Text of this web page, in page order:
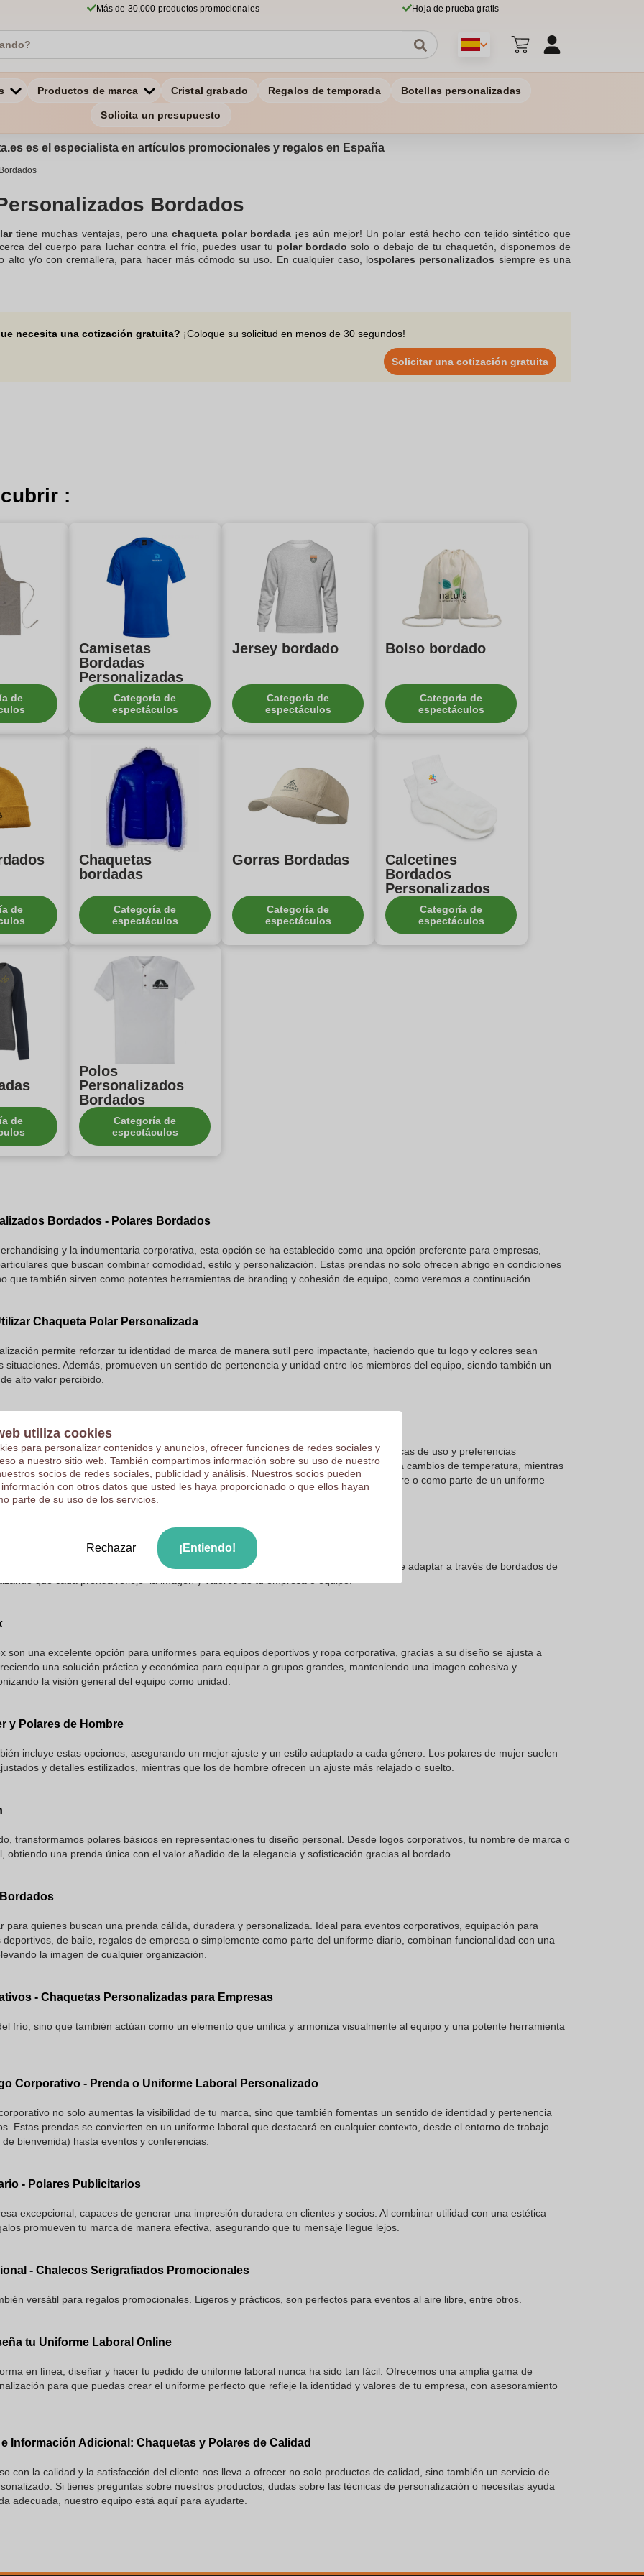
Más de 30,000 productos promocionales Hoja de prueba gratis
Productos de marca Cristal grabado Regalos de temporada Botellas personalizadas
Solicita un presupuesto
es el especialista en artículos promocionales y regalos en España
Bordados
tiene muchas ventajas, pero una chaqueta polar bordada ¡es aún mejor! Un polar está hecho con tejido sintético que
del cuerpo para luchar contra el frío, puedes usar tu polar bordado solo o debajo de tu chaquetón, disponemos de
alto y/o con cremallera, para hacer más cómodo su uso. En cualquier caso, lospolares personalizados siempre es una
necesita una cotización gratuita? ¡Coloque su solicitud en menos de 30 segundos!
Solicitar una cotización gratuita
:
de
Camisetas
Bordadas
Personalizadas
Categoría de
espectáculos
Jersey bordado
Categoría de
espectáculos
Bolso bordado
Categoría de
espectáculos
de
Chaquetas
bordadas
Categoría de
espectáculos
Gorras Bordadas
Categoría de
espectáculos
Calcetines
Bordados
Personalizados
Categoría de
espectáculos
de
Polos
Personalizados
Bordados
Categoría de
espectáculos
Bordados - Polares Bordados
y la indumentaria corporativa, esta opción se ha establecido como una opción preferente para empresas,
que buscan combinar comodidad, estilo y personalización. Estas prendas no solo ofrecen abrigo en condiciones
que también sirven como potentes herramientas de branding y cohesión de equipo, como veremos a continuación.
Chaqueta Polar Personalizada
permite reforzar tu identidad de marca de manera sutil pero impactante, haciendo que tu logo y colores sean
situaciones. Además, promueven un sentido de pertenencia y unidad entre los miembros del equipo, siendo también un
alto valor percibido.
Cremallera Entera o Media Cremallera
con cremallera entera o media cremallera depende de las necesidades específicas de uso y preferencias
con cremallera entera ofrece una mayor versatilidad, permitiendo un ajuste rápido a cambios de temperatura, mientras
se destaca por su comodidad y estilo más casual, ideal para actividades al aire libre o como parte de un uniforme
Forros Polares Personalizados
hasta opciones más específicas con mejor ajuste a la silueta, cada prenda se puede adaptar a través de bordados de
que cada prenda refleje la imagen y valores de tu empresa o equipo.
son una excelente opción para uniformes para equipos deportivos y ropa corporativa, gracias a su diseño se ajusta a
una solución práctica y económica para equipar a grupos grandes, manteniendo una imagen cohesiva y
la visión general del equipo como unidad.
y Polares de Hombre
incluye estas opciones, asegurando un mejor ajuste y un estilo adaptado a cada género. Los polares de mujer suelen
y detalles estilizados, mientras que los de hombre ofrecen un ajuste más relajado o suelto.
transformamos polares básicos en representaciones tu diseño personal. Desde logos corporativos, tu nombre de marca o
obtiendo una prenda única con el valor añadido de la elegancia y sofisticación gracias al bordado.
para quienes buscan una prenda cálida, duradera y personalizada. Ideal para eventos corporativos, equipación para
de baile, regalos de empresa o simplemente como parte del uniforme diario, combinan funcionalidad con una
la imagen de cualquier organización.
- Chaquetas Personalizadas para Empresas
frío, sino que también actúan como un elemento que unifica y armoniza visualmente al equipo y una potente herramienta
Corporativo - Prenda o Uniforme Laboral Personalizado
no solo aumentas la visibilidad de tu marca, sino que también fomentas un sentido de identidad y pertenencia
Estas prendas se convierten en un uniforme laboral que destacará en cualquier contexto, desde el entorno de trabajo
bienvenida) hasta eventos y conferencias.
- Polares Publicitarios
excepcional, capaces de generar una impresión duradera en clientes y socios. Al combinar utilidad con una estética
promueven tu marca de manera efectiva, asegurando que tu mensaje llegue lejos.
- Chalecos Serigrafiados Promocionales
versátil para regalos promocionales. Ligeros y prácticos, son perfectos para eventos al aire libre, entre otros.
tu Uniforme Laboral Online
en línea, diseñar y hacer tu pedido de uniforme laboral nunca ha sido tan fácil. Ofrecemos una amplia gama de
para que puedas crear el uniforme perfecto que refleje la identidad y valores de tu empresa, con asesoramiento
Información Adicional: Chaquetas y Polares de Calidad
con la calidad y la satisfacción del cliente nos lleva a ofrecer no solo productos de calidad, sino también un servicio de
Si tienes preguntas sobre nuestros productos, dudas sobre las técnicas de personalización o necesitas ayuda
adecuada, nuestro equipo está aquí para ayudarte.
utiliza cookies
para personalizar contenidos y anuncios, ofrecer funciones de redes sociales y
a nuestro sitio web. También compartimos información sobre su uso de nuestro
socios de redes sociales, publicidad y análisis. Nuestros socios pueden
con otros datos que usted les haya proporcionado o que ellos hayan
parte de su uso de los servicios.
Rechazar ¡Entiendo!